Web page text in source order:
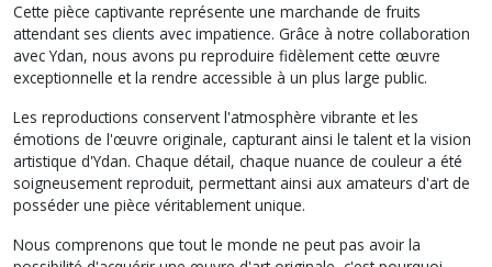
Cette pièce captivante représente une marchande de fruits
attendant ses clients avec impatience. Grâce à notre collaboration
avec Ydan, nous avons pu reproduire fidèlement cette œuvre
exceptionnelle et la rendre accessible à un plus large public.
Les reproductions conservent l'atmosphère vibrante et les
émotions de l'œuvre originale, capturant ainsi le talent et la vision
artistique d'Ydan. Chaque détail, chaque nuance de couleur a été
soigneusement reproduit, permettant ainsi aux amateurs d'art de
posséder une pièce véritablement unique.
Nous comprenons que tout le monde ne peut pas avoir la